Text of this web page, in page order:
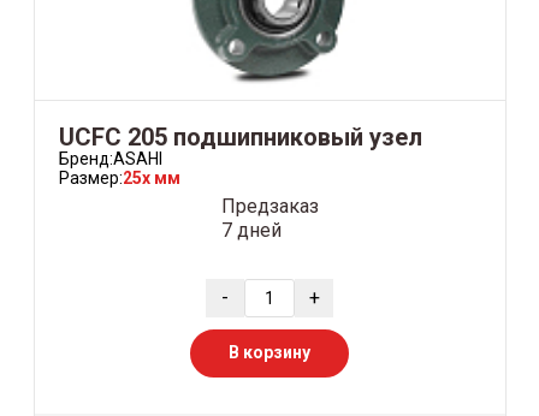
UCFC 205 подшипниковый узел
Бренд:ASAHI
Размер:25x мм
Предзаказ
7 дней
- +
В корзину